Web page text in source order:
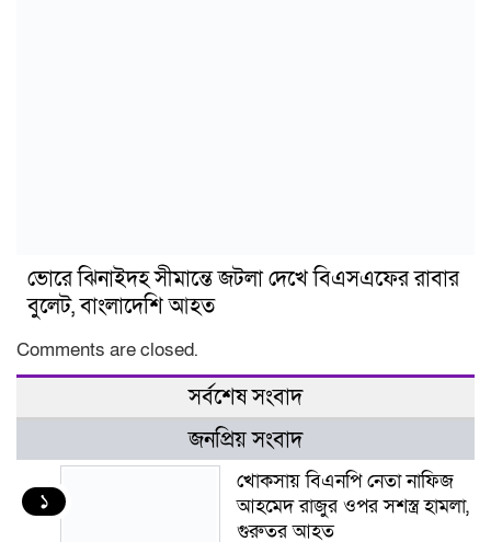
ভোরে ঝিনাইদহ সীমান্তে জটলা দেখে বিএসএফের রাবার
বুলেট, বাংলাদেশি আহত
Comments are closed.
সর্বশেষ সংবাদ
জনপ্রিয় সংবাদ
১
খোকসায় বিএনপি নেতা নাফিজ
আহমেদ রাজুর ওপর সশস্ত্র হামলা,
গুরুতর আহত